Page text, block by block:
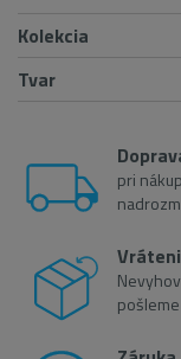
Kolekcia
Tvar
pri